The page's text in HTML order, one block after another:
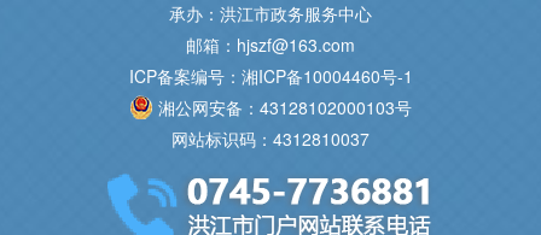
承办：洪江市政务服务中心
邮箱：hjszf@163.com
ICP备案编号：湘ICP备10004460号-1
湘公网安备：43128102000103号
网站标识码：4312810037